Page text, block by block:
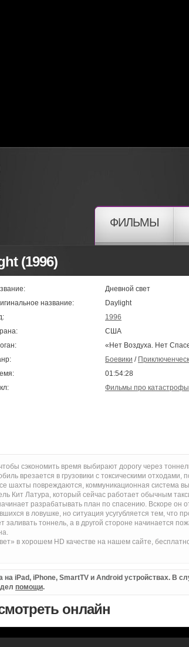
ФИЛЬМЫ
(1996)
Дневной свет
название:
Daylight
1996
США
«Нет Воздуха. Нет
Боевики /
01:54:28
Фильмы про катастрофы
сэкономить время выбирают дорогу через
врезается в грузовики с токсическими отходами,
шахты повреждаются, коммуникационная система
Кит Латура, который сейчас работает обычным
разрабатывать план по спасению. Вскоре он
в ловушке, но ситуация усугубляется тем, что
тоннель, а в другой стороне начинается
в хорошем HD качестве на нашем сайте,
iPad, iPhone, SmartTV и Android устройствах. В
помощи.
онлайн